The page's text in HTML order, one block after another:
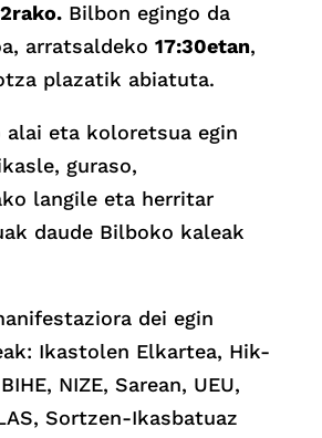
Bilbon egingo da
arratsaldeko 17:30etan,
plazatik abiatuta.
alai eta koloretsua egin
guraso,
langile eta herritar
daude Bilboko kaleak
dei egin
Ikastolen Elkartea, Hik-
NIZE, Sarean, UEU,
Sortzen-Ikasbatuaz